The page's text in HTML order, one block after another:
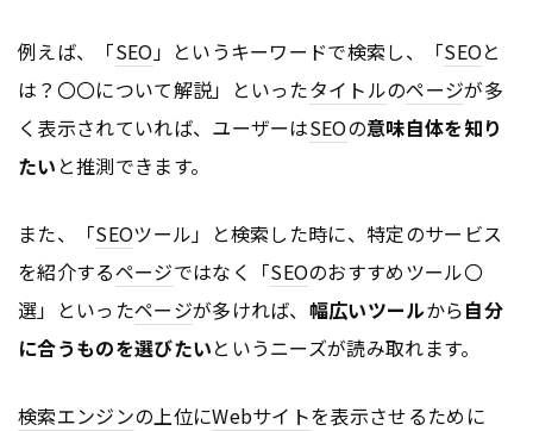
例えば、「SEO 」というキーワードで検索し、「SEOと
は？〇〇について解説」といったタイトルのページが多
く表示されていれば、ユーザーはSEOの意味自体を知り
たい と推測できます。
また、「SEOツール」と検索した時に、特定のサービス
を紹介するページではなく「SEOのおすすめツール〇
選」といったページが多ければ、 幅広いツールから自分
に合うものを選びたいというニーズが読み取れます。
検索エンジンの上位にWebサイトを表示させるために